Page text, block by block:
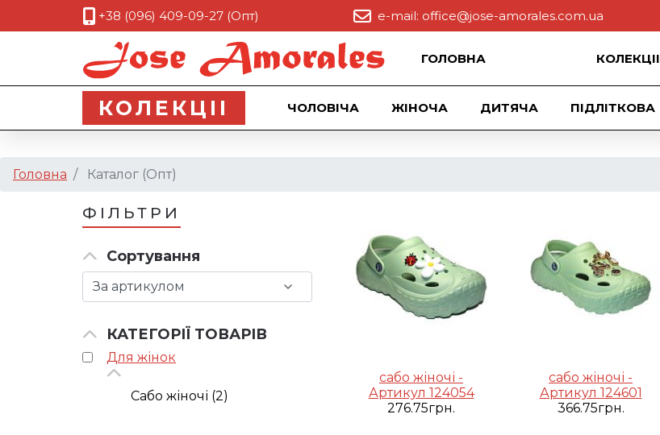
+38 (096) 409-09-27 (Опт) e-mail: office@jose-amorales.com.ua
ГОЛОВНА КОЛЕКЦII
КОЛЕКЦII ЧОЛОВІЧА ЖІНОЧА ДИТЯЧА ПІДЛІТКОВА
Головна Каталог (Опт)
ФІЛЬТРИ
Сортування
КАТЕГОРІЇ ТОВАРІВ
Для жінок
Сабо жіночі (2)
сабо жіночі -
Артикул 124054
276.75грн.
сабо жіночі -
Артикул 124601
366.75грн.